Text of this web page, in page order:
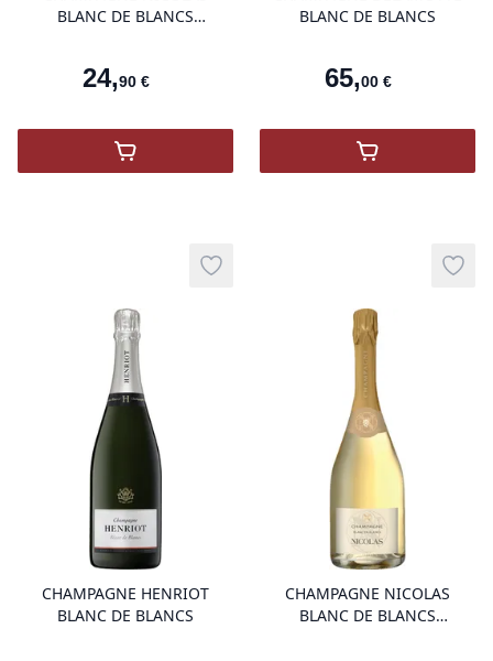
BLANC DE BLANCS
24,90 €
,Champagne Nicolas blanc de blancs brut
BLANC DE BLANCS
65,00 €
,Champagne
CHAMPAGNE HENRIOT
BLANC DE BLANCS
Add to wishlist
product variant items in cart, view
CHAMPAGNE NICOLAS
BLANC DE BLANCS
Add